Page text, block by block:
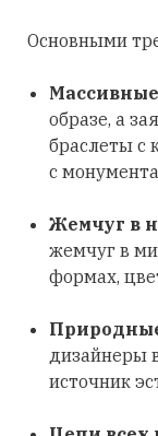
Основными
образе, а
браслеты с
с
Жемчуг в
жемчуг в
формах,
дизайнеры
источник